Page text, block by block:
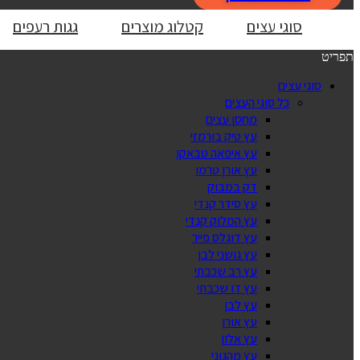
סוגי עצים קטלוג מוצרים גגות רעפים
תפריט
סוגי עצים
כל סוגי העצים
מחסן עצים
עץ טיק בורמזי
עץ איפאה טבאקו
עץ אורן טרמו
דק במבוק
עץ סידר קנדי
עץ המלוק קנדי
עץ דוגלס פייר
עץ גושני לבן
עץ רב שכבתי
עץ דו שכבתי
עץ לבן
עץ אורן
עץ אלון
עץ מהגוני